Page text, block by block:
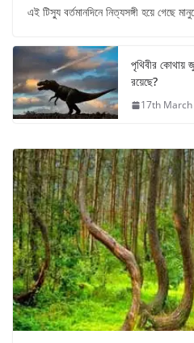
এই টিস্যু বর্তমানদিনে নিত্যসঙ্গী হয়ে গেছে
পৃথিবীর কোথায়
রয়েছে?
17th